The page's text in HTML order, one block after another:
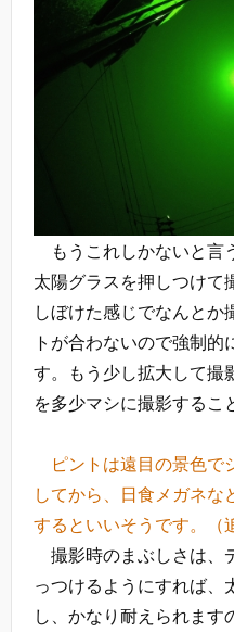
もうこれしかないと言
太陽グラスを押しつけて
しぼけた感じでなんと
トが合わないので強制
す。もう少し拡大して撮
を多少マシに撮影するこ
ピントは遠目の景色で
してから、日食メガネ
するといいそうです。（
撮影時のまぶしさは、
っつけるようにすれば、
し、かなり耐えられま